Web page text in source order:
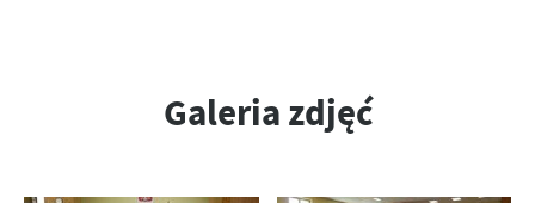
Galeria zdjęć